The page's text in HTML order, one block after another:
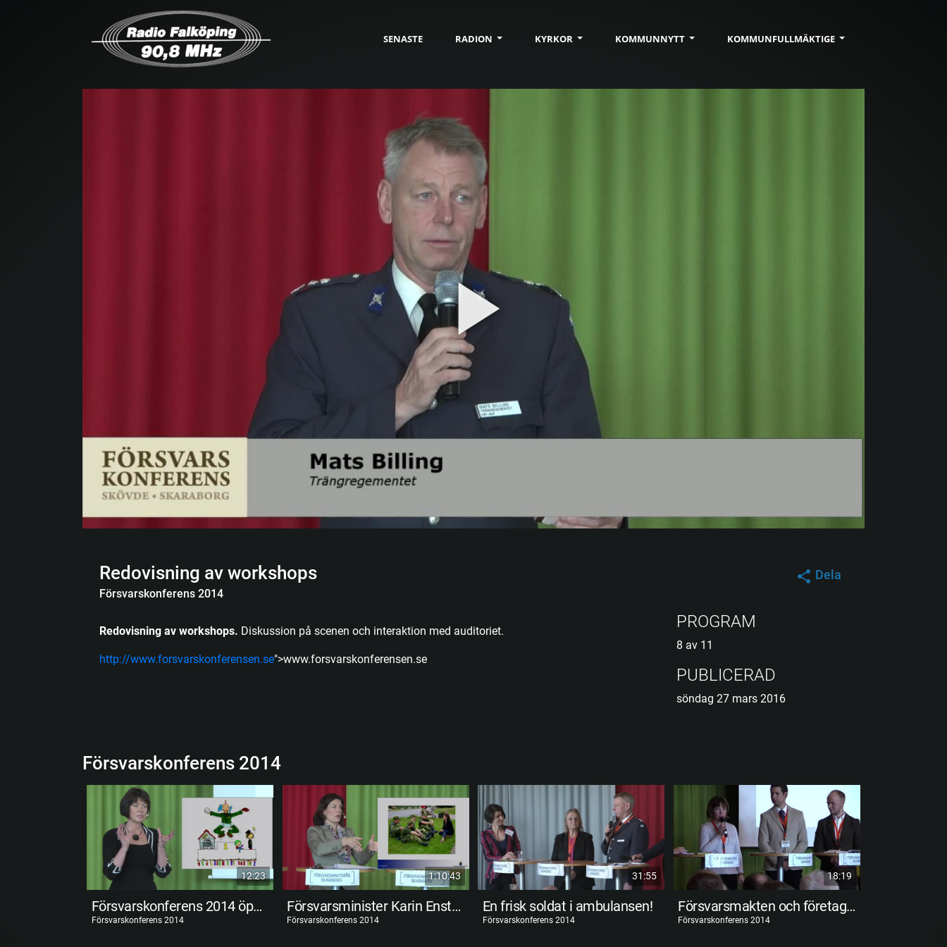
SENASTE RADION KYRKOR KOMMUNNYTT KOMMUNFULLMÄKTIGE
Dela
Redovisning av workshops
Försvarskonferens 2014
Redovisning av workshops. Diskussion på scenen och interaktion med auditoriet.
http://www.forsvarskonferensen.se">www.forsvarskonferensen.se
PROGRAM
8 av 11
PUBLICERAD
söndag 27 mars 2016
Försvarskonferens 2014
12:23
Försvarskonferens 2014 öppnas
Försvarskonferens 2014
1:10:43
Försvarsminister Karin Enström (M)
Försvarskonferens 2014
31:55
En frisk soldat i ambulansen!
Försvarskonferens 2014
18:19
Försvarsmakten och företagspakten
Försvarskonferens 2014